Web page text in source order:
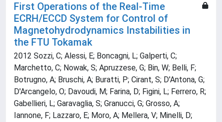
First Operations of the Real-Time
ECRH/ECCD System for Control of
Magnetohydrodynamics Instabilities in
the FTU Tokamak
2012 Sozzi, C; Alessi, E; Boncagni, L; Galperti, C;
Marchetto, C; Nowak, S; Apruzzese, G; Bin, W; Belli, F;
Botrugno, A; Bruschi, A; Buratti, P; Cirant, S; D'Antona, G;
D'Arcangelo, O; Davoudi, M; Farina, D; Figini, L; Ferrero, R;
Gabellieri, L; Garavaglia, S; Granucci, G; Grosso, A;
Iannone, F; Lazzaro, E; Moro, A; Mellera, V; Minelli, D;